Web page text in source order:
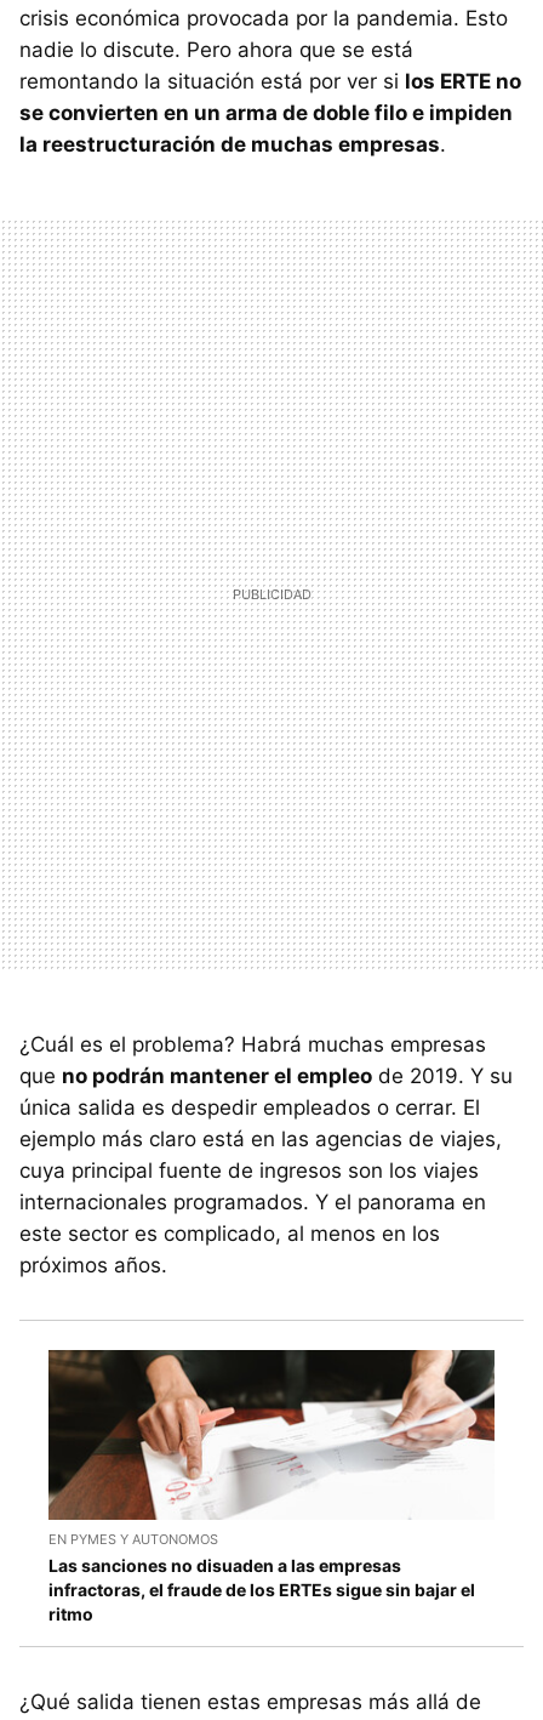
crisis económica provocada por la pandemia. Esto
nadie lo discute. Pero ahora que se está
remontando la situación está por ver si los ERTE no
se convierten en un arma de doble filo e impiden
la reestructuración de muchas empresas.
¿Cuál es el problema? Habrá muchas empresas
que no podrán mantener el empleo de 2019. Y su
única salida es despedir empleados o cerrar. El
ejemplo más claro está en las agencias de viajes,
cuya principal fuente de ingresos son los viajes
internacionales programados. Y el panorama en
este sector es complicado, al menos en los
próximos años.
EN PYMES Y AUTONOMOS
Las sanciones no disuaden a las empresas
infractoras, el fraude de los ERTEs sigue sin bajar el
ritmo
¿Qué salida tienen estas empresas más allá de